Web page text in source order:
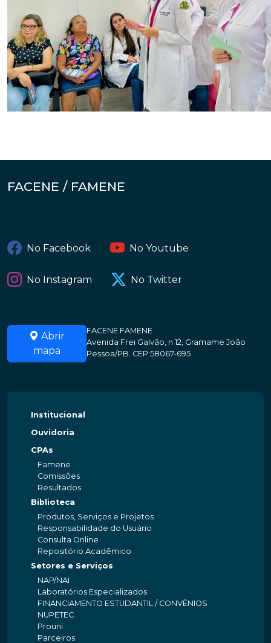
FACENE / FAMENE
No Facebook No Youtube
No Instagram No Twitter
Abrir
mapa
FACENE FAMENE
Avenida Frei Galvão, n 12, Gramame João
Pessoa/PB. CEP:58067-695
Institucional
Ouvidoria
CPAs
Famene
Comissões
Resultados
Biblioteca
Produtos, Serviços e Projetos
Responsabilidade do Usuário
Consulta Online
Repositório Acadêmico
Setores e Serviços
NAP/NAI
Laboratórios Especializados
FINANCIAMENTO ESTUDANTIL / CONVÊNIOS
NUPETEC
Prouni
Parceiros